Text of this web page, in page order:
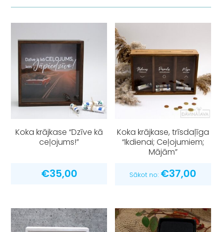
Koka krājkase “Dzīve kā
ceļojums!”
€35,00
Koka krājkase, trīsdaļīga
“Ikdienai; Ceļojumiem;
Mājām”
Sākot no: €37,00